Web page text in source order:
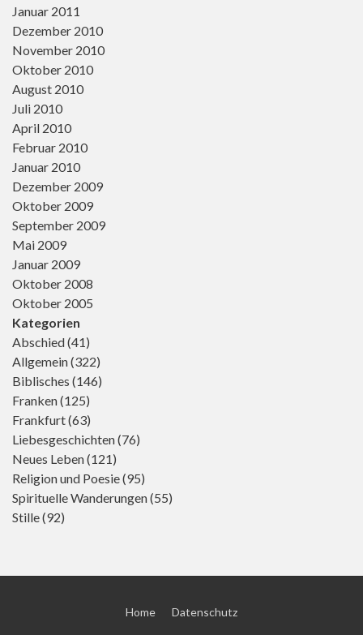
Januar 2011
Dezember 2010
November 2010
Oktober 2010
August 2010
Juli 2010
April 2010
Februar 2010
Januar 2010
Dezember 2009
Oktober 2009
September 2009
Mai 2009
Januar 2009
Oktober 2008
Oktober 2005
Kategorien
Abschied(41)
Allgemein(322)
Biblisches (146)
Franken(125)
Frankfurt(63)
Liebesgeschichten(76)
Neues Leben(121)
Religion und Poesie(95)
Spirituelle Wanderungen(55)
Stille(92)
Home Datenschutz